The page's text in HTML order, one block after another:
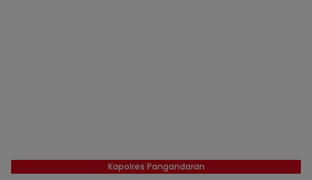
Kapolres Pangandaran